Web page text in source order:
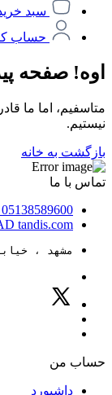
سبد
حساب
اوه! صفحه
متاسفیم، اما ما
نیستیم.
بازگشت به خانه
تماس با ما
05138589600
tandis.com
مشهد ، خیابان
حساب من
داشبورد